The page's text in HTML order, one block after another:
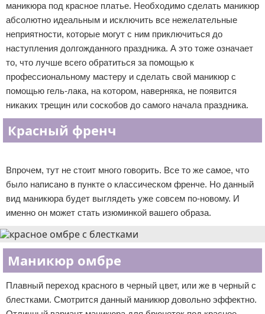
маникюра под красное платье. Необходимо сделать маникюр
абсолютно идеальным и исключить все нежелательные
неприятности, которые могут с ним приключиться до
наступления долгожданного праздника. А это тоже означает
то, что лучше всего обратиться за помощью к
профессиональному мастеру и сделать свой маникюр с
помощью гель-лака, на котором, наверняка, не появится
никаких трещин или соскобов до самого начала праздника.
Красный френч
Впрочем, тут не стоит много говорить. Все то же самое, что
было написано в пункте о классическом френче. Но данный
вид маникюра будет выглядеть уже совсем по-новому. И
именно он может стать изюминкой вашего образа.
Маникюр омбре
Плавный переход красного в черный цвет, или же в черный с
блестками. Смотрится данный маникюр довольно эффектно.